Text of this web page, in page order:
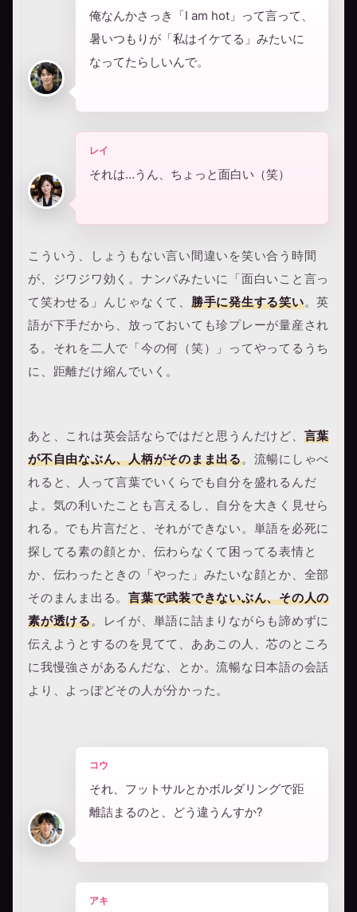
俺なんかさっき「I am hot」って言って、
暑いつもりが「私はイケてる」みたいに
なってたらしいんで。
レイ
それは…うん、ちょっと面白い（笑）
こういう、しょうもない言い間違いを笑い合う時間
が、ジワジワ効く。ナンパみたいに「面白いこと言っ
て笑わせる」んじゃなくて、 勝手に発生する笑い。英
語が下手だから、放っておいても珍プレーが量産され
る。それを二人で「今の何（笑）」ってやってるうち
に、距離だけ縮んでいく。
あと、これは英会話ならではだと思うんだけど、 言葉
が不自由なぶん、人柄がそのまま出る。流暢にしゃべ
れると、人って言葉でいくらでも自分を盛れるんだ
よ。気の利いたことも言えるし、自分を大きく見せら
れる。でも片言だと、それができない。単語を必死に
探してる素の顔とか、伝わらなくて困ってる表情と
か、伝わったときの「やった」みたいな顔とか、全部
そのまんま出る。 言葉で武装できないぶん、その人の
素が透ける。レイが、単語に詰まりながらも諦めずに
伝えようとするのを見てて、ああこの人、芯のところ
に我慢強さがあるんだな、とか。流暢な日本語の会話
より、よっぽどその人が分かった。
コウ
それ、フットサルとかボルダリングで距
離詰まるのと、どう違うんすか?
アキ